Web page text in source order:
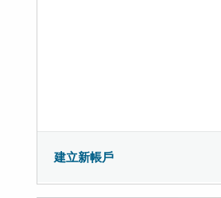
建立新帳戶